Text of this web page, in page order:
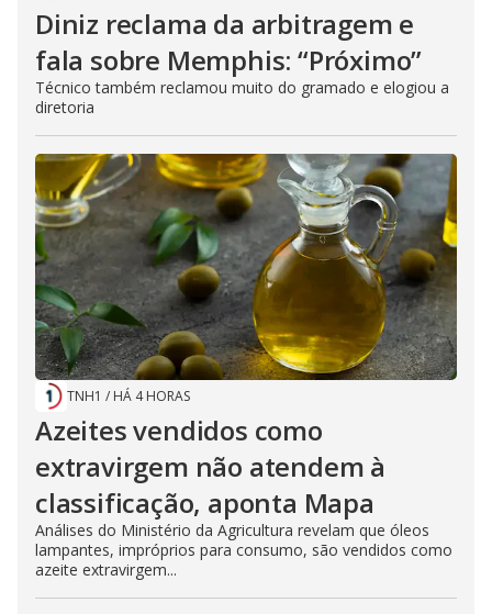
Diniz reclama da arbitragem e
fala sobre Memphis: “Próximo”
Técnico também reclamou muito do gramado e elogiou a
diretoria
TNH1 / HÁ 4 HORAS
Azeites vendidos como
extravirgem não atendem à
classificação, aponta Mapa
Análises do Ministério da Agricultura revelam que óleos
lampantes, impróprios para consumo, são vendidos como
azeite extravirgem...